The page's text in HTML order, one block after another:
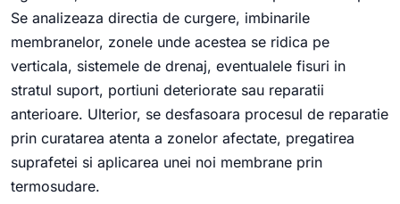
Se analizeaza directia de curgere, imbinarile
membranelor, zonele unde acestea se ridica pe
verticala, sistemele de drenaj, eventualele fisuri in
stratul suport, portiuni deteriorate sau reparatii
anterioare. Ulterior, se desfasoara procesul de reparatie
prin curatarea atenta a zonelor afectate, pregatirea
suprafetei si aplicarea unei noi membrane prin
termosudare.